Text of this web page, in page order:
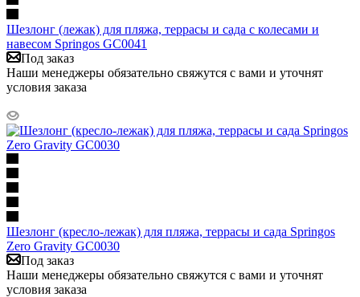
Шезлонг (лежак) для пляжа, террасы и сада с колесами и
навесом Springos GC0041
Под заказ
Наши менеджеры обязательно свяжутся с вами и уточнят
условия заказа
Шезлонг (кресло-лежак) для пляжа, террасы и сада Springos
Zero Gravity GC0030
Под заказ
Наши менеджеры обязательно свяжутся с вами и уточнят
условия заказа